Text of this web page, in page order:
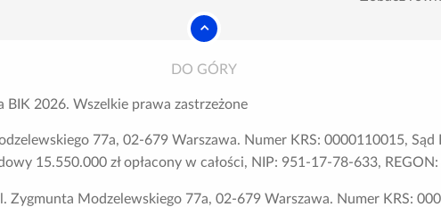
DO GÓRY
BIK 2026. Wszelkie prawa zastrzeżone
77a, 02-679 Warszawa. Numer KRS: 0000110015, Sąd
15.550.000 zł opłacony w całości, NIP: 951-17-78-633,
Zygmunta Modzelewskiego 77a, 02-679 Warszawa. Numer KRS: